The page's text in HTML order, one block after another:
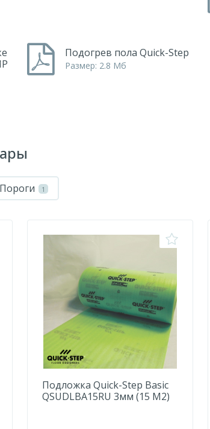
Подогрев пола Quick-Step
Размер: 2.8 Мб
Пороги 1
Подложка Quick-Step Basic
QSUDLBA15RU 3мм (15 M2)